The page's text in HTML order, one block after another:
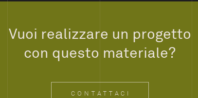
Vuoi realizzare un progetto
con questo materiale?
CONTATTACI